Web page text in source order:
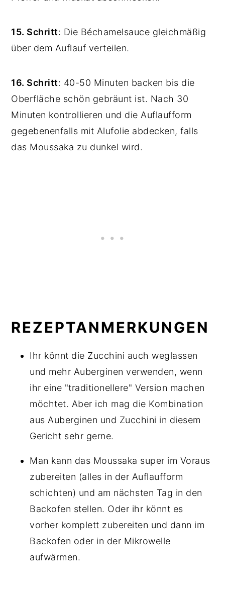
15. Schritt: Die Béchamelsauce gleichmäßig
über dem Auflauf verteilen.
16. Schritt: 40-50 Minuten backen bis die
Oberfläche schön gebräunt ist. Nach 30
Minuten kontrollieren und die Auflaufform
gegebenenfalls mit Alufolie abdecken, falls
das Moussaka zu dunkel wird.
REZEPTANMERKUNGEN
Ihr könnt die Zucchini auch weglassen
und mehr Auberginen verwenden, wenn
ihr eine "traditionellere" Version machen
möchtet. Aber ich mag die Kombination
aus Auberginen und Zucchini in diesem
Gericht sehr gerne.
Man kann das Moussaka super im Voraus
zubereiten (alles in der Auflaufform
schichten) und am nächsten Tag in den
Backofen stellen. Oder ihr könnt es
vorher komplett zubereiten und dann im
Backofen oder in der Mikrowelle
aufwärmen.